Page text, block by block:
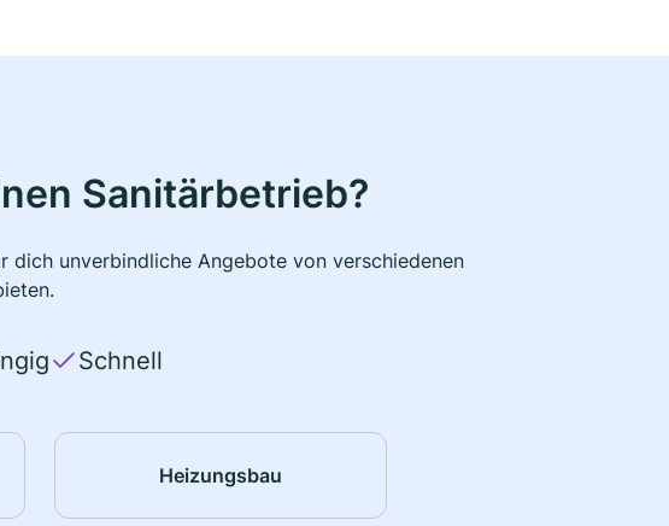
Sanitärbetrieb?
unverbindliche Angebote von verschiedenen
Schnell
Heizungsbau